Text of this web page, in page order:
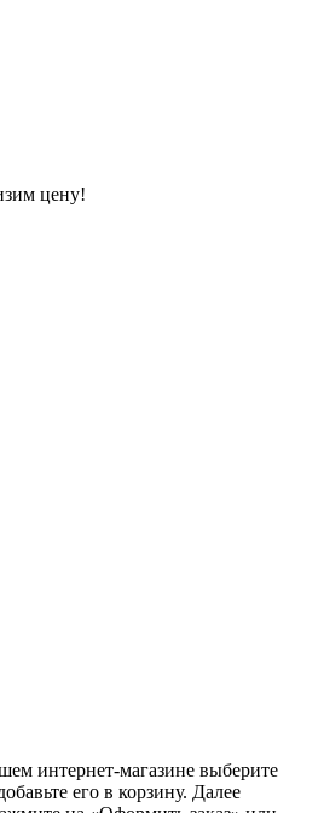
цену!
интернет-магазине выберите
его в корзину. Далее